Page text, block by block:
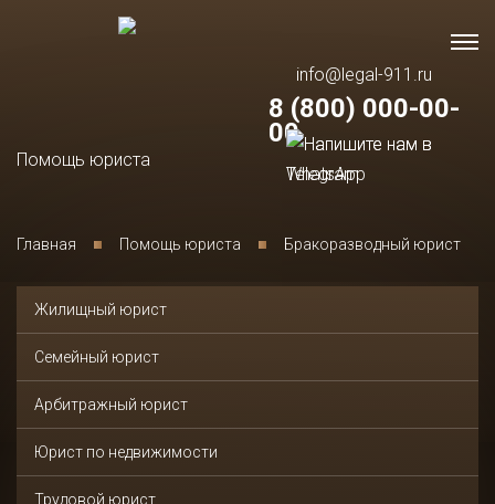
info@legal-911.ru
8 (800) 000-00-
00
Помощь юриста
Главная Помощь юриста Бракоразводный юрист
Жилищный юрист
Семейный юрист
Арбитражный юрист
Юрист по недвижимости
Трудовой юрист